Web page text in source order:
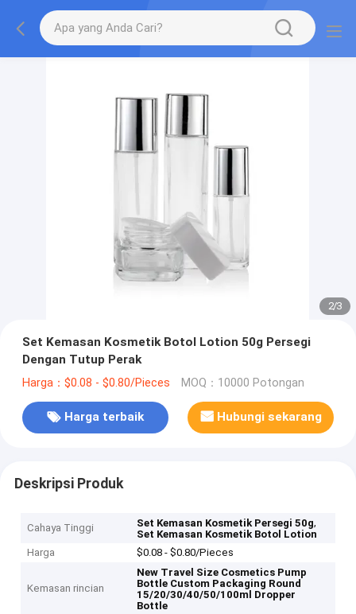
2/3
Set Kemasan Kosmetik Botol Lotion 50g Persegi
Dengan Tutup Perak
Harga：$0.08 - $0.80/Pieces MOQ：10000 Potongan
Harga terbaik Hubungi sekarang
Deskripsi Produk
Cahaya Tinggi Set Kemasan Kosmetik Persegi 50g,
Set Kemasan Kosmetik Botol Lotion
Harga
$0.08 - $0.80/Pieces
Kemasan rincian
New Travel Size Cosmetics Pump
Bottle Custom Packaging Round
15/20/30/40/50/100ml Dropper
Bottle